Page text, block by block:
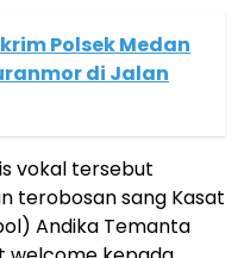
Polsek Medan
di Jalan
vokal tersebut
terobosan sang Kasat
Andika Temanta